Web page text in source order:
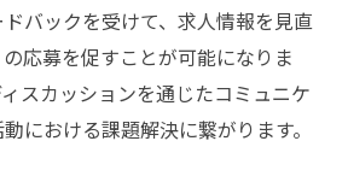
バックを受けて、求人情報を見直
応募を促すことが可能になりま
スカッションを通じたコミュニケ
における課題解決に繋がります。